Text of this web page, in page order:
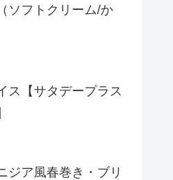
ソフトクリーム/か
ス【サタデープラス
ジア風春巻き・ブリ